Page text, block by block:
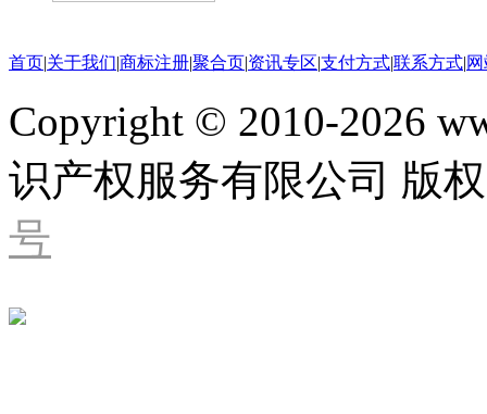
首页|关于我们|商标注册|聚合页|资讯专区|支付方式|联系方式|
Copyright © 2010-2026
识产权服务有限公司 版
号